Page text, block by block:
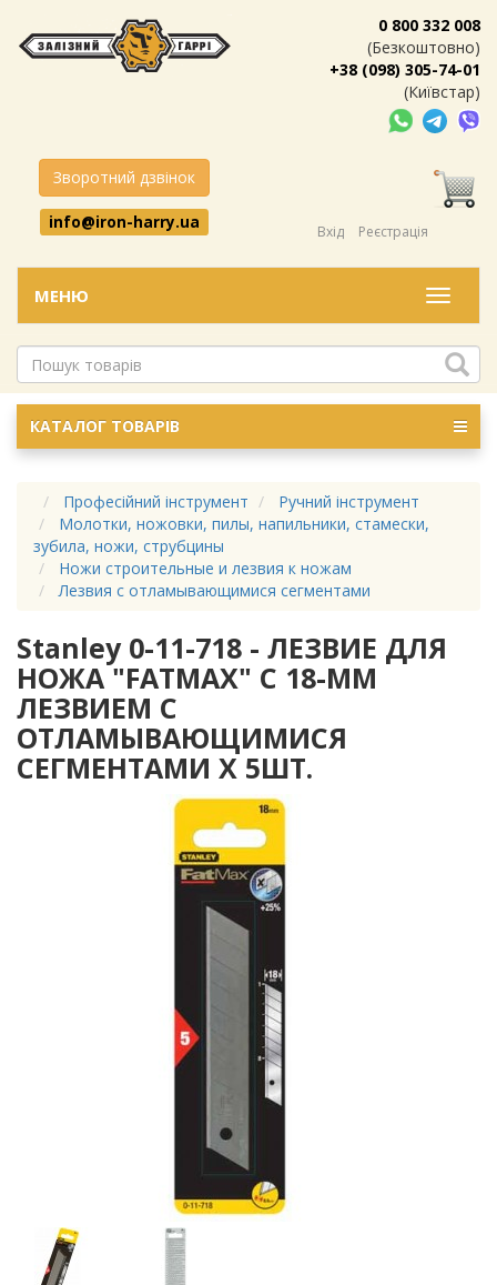
0 800 332 008
(Безкоштовно)
+38 (098) 305-74-01
(Київстар)
Зворотний дзвінок
info@iron-harry.ua
Вхід Реєстрація
Меню
МЕНЮ
КАТАЛОГ ТОВАРІВ
Професійний інструмент
Ручний інструмент
Молотки, ножовки, пилы, напильники, стамески,
зубила, ножи, струбцины
Ножи строительные и лезвия к ножам
Лезвия с отламывающимися сегментами
Stanley 0-11-718 - ЛЕЗВИЕ ДЛЯ
НОЖА "FATMAX" С 18-ММ
ЛЕЗВИЕМ С
ОТЛАМЫВАЮЩИМИСЯ
СЕГМЕНТАМИ Х 5ШТ.